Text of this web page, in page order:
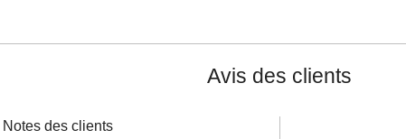
Avis des clients
Notes des clients